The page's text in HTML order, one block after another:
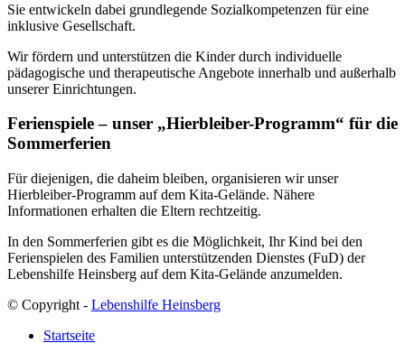
Sie entwickeln dabei grundlegende Sozialkompetenzen für eine
inklusive Gesellschaft.
Wir fördern und unterstützen die Kinder durch individuelle
pädagogische und therapeutische Angebote innerhalb und außerhalb
unserer Einrichtungen.
Ferienspiele – unser „Hierbleiber-Programm“ für die
Sommerferien
Für diejenigen, die daheim bleiben, organisieren wir unser
Hierbleiber-Programm auf dem Kita-Gelände. Nähere
Informationen erhalten die Eltern rechtzeitig.
In den Sommerferien gibt es die Möglichkeit, Ihr Kind bei den
Ferienspielen des Familien unterstützenden Dienstes (FuD) der
Lebenshilfe Heinsberg auf dem Kita-Gelände anzumelden.
© Copyright - Lebenshilfe Heinsberg
Startseite